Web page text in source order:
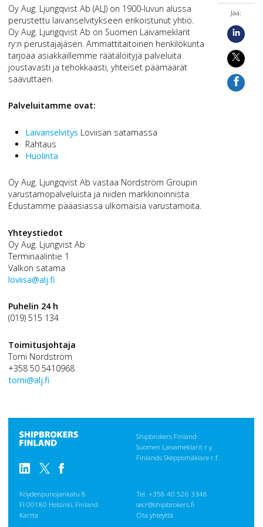
Oy Aug. Ljungqvist Ab (ALJ) on 1900-luvun alussa
perustettu laivanselvitykseen erikoistunut yhtiö.
Oy Aug. Ljungqvist Ab on Suomen Laivameklarit
ry:n perustajajäsen. Ammattitaitoinen henkilökunta
tarjoaa asiakkaillemme räätälöityjä palveluita
joustavasti ja tehokkaasti, yhteiset päämäärät
saavuttaen.
Palveluitamme ovat:
Laivanselvitys Loviisan satamassa
Rahtaus
Huolinta
Oy Aug. Ljungqvist Ab vastaa Nordström Groupin
varustamopalveluista ja niiden markkinoinnista.
Edustamme pääasiassa ulkomaisia varustamoita.
Yhteystiedot
Oy Aug. Ljungvist Ab
Terminaalintie 1
Valkon satama
loviisa@alj.fi
Puhelin 24 h
(019) 515 134
Toimitusjohtaja
Tomi Nordström
+358 50 5410968
tomi@alj.fi
Jaa:
Shipbrokers Finland
Suomen Laivameklarit r.y.
Finlands Skeppsmäklare r.f.
Köydenpunojankatu 8
FI 00180 Helsinki, Finland
Kartta
Tel. +358 40 526 3348
secr@shipbrokers.fi
Ota yhteyttä